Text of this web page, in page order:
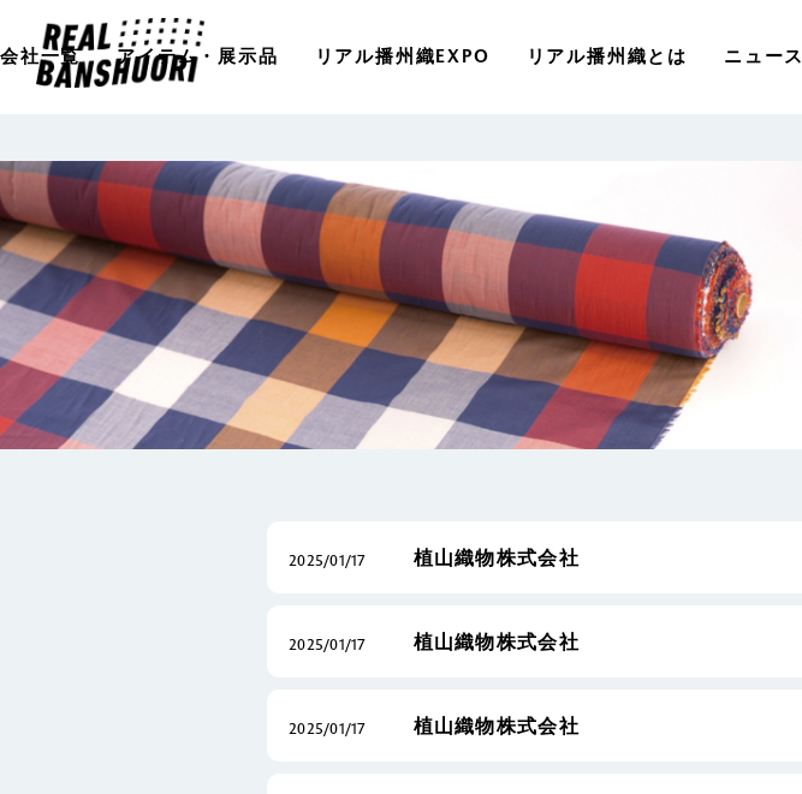
会社一覧 アイテム・展示品 リアル播州織EXPO リアル播州織とは ニュース
2025/01/17 植山織物株式会社
2025/01/17 植山織物株式会社
2025/01/17 植山織物株式会社